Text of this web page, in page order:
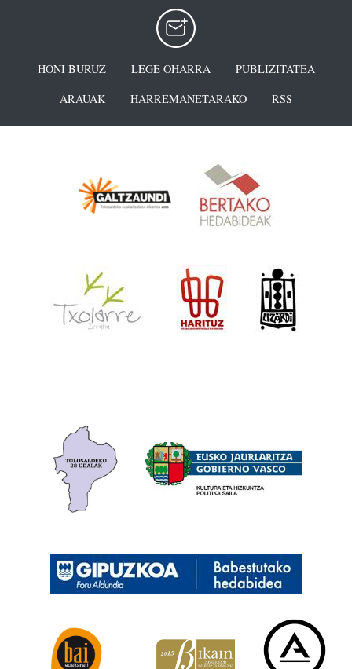
HONI BURUZ LEGE OHARRA
PUBLIZITATEA
ARAUAK
HARREMANETARAKO RSS